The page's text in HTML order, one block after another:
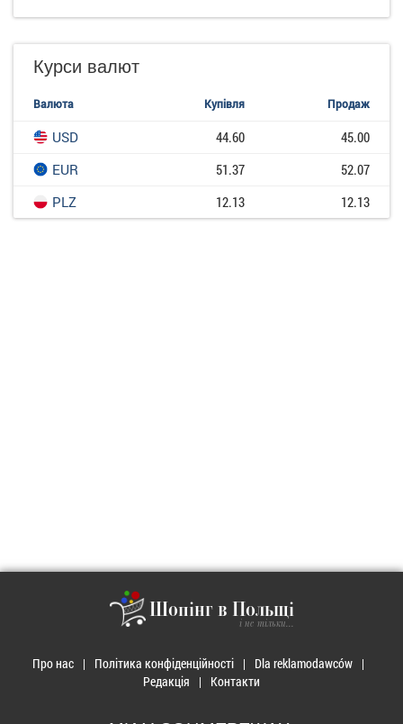
Курси валют
Валюта Купівля Продаж
USD 44.60
45.00
EUR
51.37
52.07
PLZ
12.13 12.13
Шопінг в Польщі
і не тільки...
Про нас Політика конфіденційності
Dla reklamodawców
Редакція
Контакти